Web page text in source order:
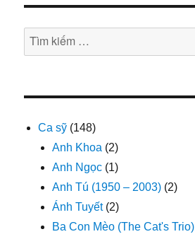
Tìm
kiếm:
Ca sỹ (148)
Anh Khoa (2)
Anh Ngọc (1)
Anh Tú (1950 – 2003) (2)
Ánh Tuyết(2)
Ba Con Mèo (The Cat's Trio)